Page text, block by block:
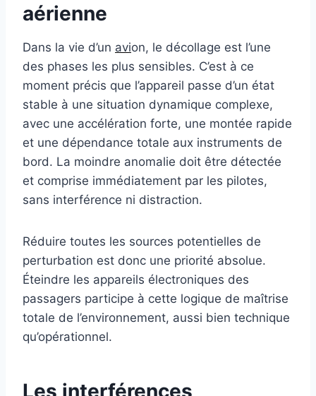
aérienne
Dans la vie d’un avion, le décollage est l’une
des phases les plus sensibles. C’est à ce
moment précis que l’appareil passe d’un état
stable à une situation dynamique complexe,
avec une accélération forte, une montée rapide
et une dépendance totale aux instruments de
bord. La moindre anomalie doit être détectée
et comprise immédiatement par les pilotes,
sans interférence ni distraction.
Réduire toutes les sources potentielles de
perturbation est donc une priorité absolue.
Éteindre les appareils électroniques des
passagers participe à cette logique de maîtrise
totale de l’environnement, aussi bien technique
qu’opérationnel.
Les interférences